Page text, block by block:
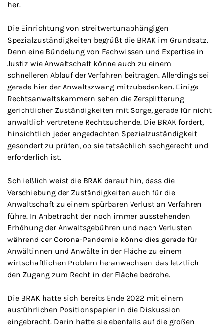
her.
Die Einrichtung von streitwertunabhängigen
Spezialzuständigkeiten begrüßt die BRAK im Grundsatz.
Denn eine Bündelung von Fachwissen und Expertise in
Justiz wie Anwaltschaft könne auch zu einem
schnelleren Ablauf der Verfahren beitragen. Allerdings sei
gerade hier der Anwaltszwang mitzubedenken. Einige
Rechtsanwaltskammern sehen die Zersplitterung
gerichtlicher Zuständigkeiten mit Sorge, gerade für nicht
anwaltlich vertretene Rechtsuchende. Die BRAK fordert,
hinsichtlich jeder angedachten Spezialzuständigkeit
gesondert zu prüfen, ob sie tatsächlich sachgerecht und
erforderlich ist.
Schließlich weist die BRAK darauf hin, dass die
Verschiebung der Zuständigkeiten auch für die
Anwaltschaft zu einem spürbaren Verlust an Verfahren
führe. In Anbetracht der noch immer ausstehenden
Erhöhung der Anwaltsgebühren und nach Verlusten
während der Corona-Pandemie könne dies gerade für
Anwältinnen und Anwälte in der Fläche zu einem
wirtschaftlichen Problem heranwachsen, das letztlich
den Zugang zum Recht in der Fläche bedrohe.
Die BRAK hatte sich bereits Ende 2022 mit einem
ausführlichen Positionspapier in die Diskussion
eingebracht. Darin hatte sie ebenfalls auf die großen